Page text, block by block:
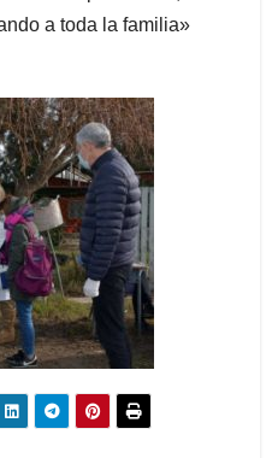
a toda la familia»